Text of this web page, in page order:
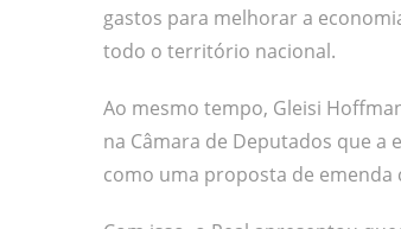
gastos para melhorar a
todo o território nacional.
Ao mesmo tempo, Gleisi
na Câmara de Deputados que
como uma proposta de emenda